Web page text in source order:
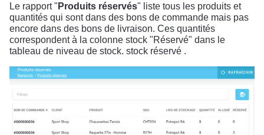
Le rapport " Produits réservés" liste tous les produits et
quantités qui sont dans des bons de commande mais pas
encore dans des bons de livraison. Ces quantités
correspondent à la colonne stock "Réservé" dans le
tableau de niveau de stock. stock réservé .